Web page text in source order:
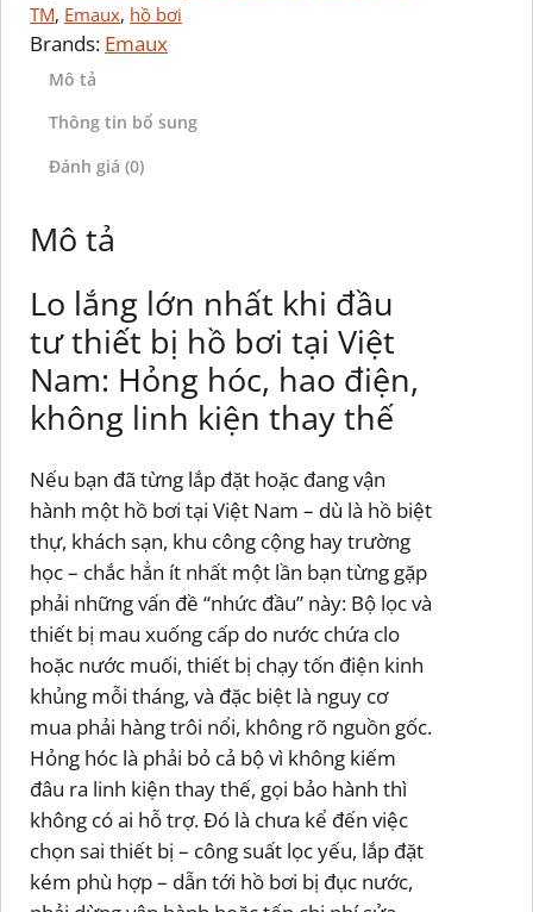
TM, Emaux, hồ bơi
Brands: Emaux
Mô tả
Thông tin bổ sung
Đánh giá (0)
Mô tả
Lo lắng lớn nhất khi đầu
tư thiết bị hồ bơi tại Việt
Nam: Hỏng hóc, hao điện,
không linh kiện thay thế
Nếu bạn đã từng lắp đặt hoặc đang vận
hành một hồ bơi tại Việt Nam – dù là hồ biệt
thự, khách sạn, khu công cộng hay trường
học – chắc hẳn ít nhất một lần bạn từng gặp
phải những vấn đề “nhức đầu” này: Bộ lọc và
thiết bị mau xuống cấp do nước chứa clo
hoặc nước muối, thiết bị chạy tốn điện kinh
khủng mỗi tháng, và đặc biệt là nguy cơ
mua phải hàng trôi nổi, không rõ nguồn gốc.
Hỏng hóc là phải bỏ cả bộ vì không kiếm
đâu ra linh kiện thay thế, gọi bảo hành thì
không có ai hỗ trợ. Đó là chưa kể đến việc
chọn sai thiết bị – công suất lọc yếu, lắp đặt
kém phù hợp – dẫn tới hồ bơi bị đục nước,